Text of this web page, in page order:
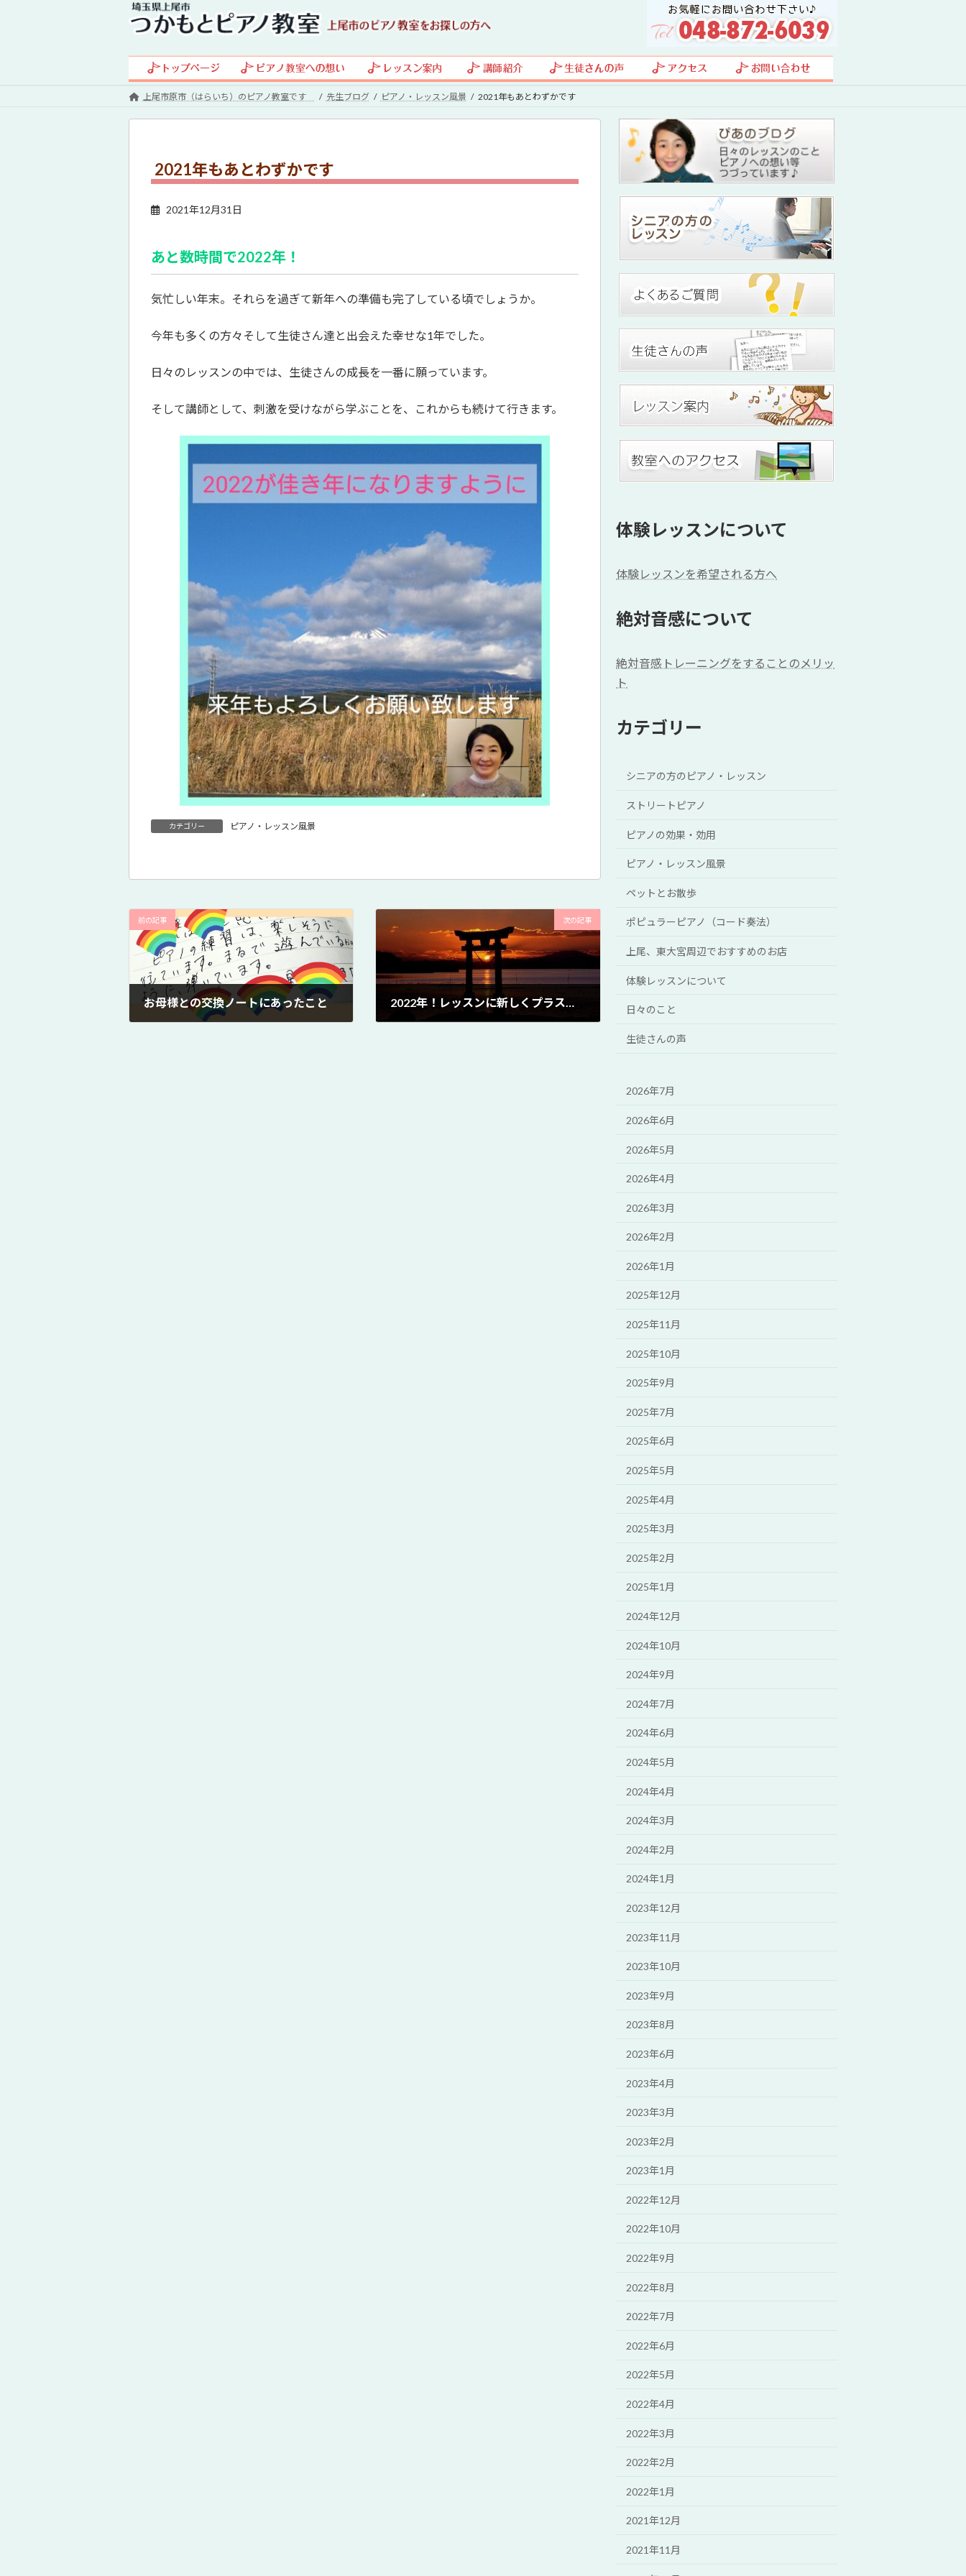
上尾市原市（はらいち）のピアノ教室です 先生ブログ ピアノ・レッスン風景 2021年もあとわずかです
2021年もあとわずかです
2021年12月31日
あと数時間で2022年！
気忙しい年末。それらを過ぎて新年への準備も完了している頃でしょうか。
今年も多くの方々そして生徒さん達と出会えた幸せな1年でした。
日々のレッスンの中では、生徒さんの成長を一番に願っています。
そして講師として、刺激を受けながら学ぶことを、これからも続けて行きます。
カテゴリー ピアノ・レッスン風景
前の記事
お母様との交換ノートにあったこと
次の記事
2022年！レッスンに新しくプラスすることは？
体験レッスンについて
体験レッスンを希望される方へ
絶対音感について
絶対音感トレーニングをすることのメリッ
ト
カテゴリー
シニアの方のピアノ・レッスン
ストリートピアノ
ピアノの効果・効用
ピアノ・レッスン風景
ペットとお散歩
ポピュラーピアノ（コード奏法）
上尾、東大宮周辺でおすすめのお店
体験レッスンについて
日々のこと
生徒さんの声
2026年7月
2026年6月
2026年5月
2026年4月
2026年3月
2026年2月
2026年1月
2025年12月
2025年11月
2025年10月
2025年9月
2025年7月
2025年6月
2025年5月
2025年4月
2025年3月
2025年2月
2025年1月
2024年12月
2024年10月
2024年9月
2024年7月
2024年6月
2024年5月
2024年4月
2024年3月
2024年2月
2024年1月
2023年12月
2023年11月
2023年10月
2023年9月
2023年8月
2023年6月
2023年4月
2023年3月
2023年2月
2023年1月
2022年12月
2022年10月
2022年9月
2022年8月
2022年7月
2022年6月
2022年5月
2022年4月
2022年3月
2022年2月
2022年1月
2021年12月
2021年11月